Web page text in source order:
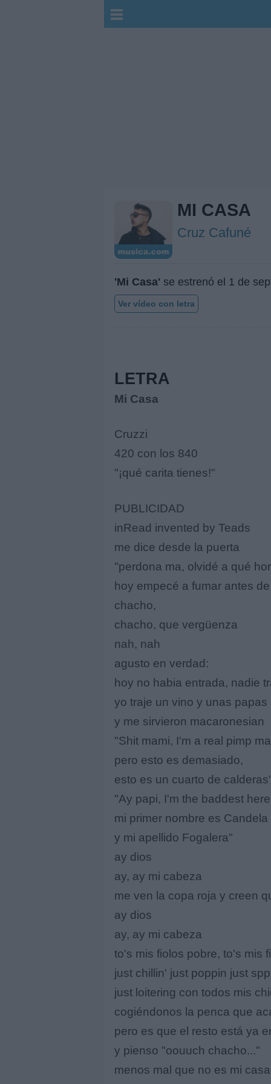
MI CASA
Cruz Cafuné
'Mi Casa' se estrenó el 1 de
Ver vídeo con letra
LETRA
Mi Casa
Cruzzi
420 con los 840
"¡qué carita tienes!"
PUBLICIDAD
inRead invented by Teads
me dice desde la puerta
"perdona ma, olvidé a qué
hoy empecé a fumar antes
chacho,
chacho, que vergüenza
nah, nah
agusto en verdad:
hoy no habia entrada, nadie
yo traje un vino y unas papas
y me sirvieron macaronesian
"Shit mami, I'm a real pimp
pero esto es demasiado,
esto es un cuarto de
"Ay papi, I'm the baddest
mi primer nombre es Candela
y mi apellido Fogalera"
ay dios
ay, ay mi cabeza
me ven la copa roja y creen
ay dios
ay, ay mi cabeza
to's mis fiolos pobre, to's mis
just chillin' just poppin just
just loitering con todos mis
cogiéndonos la penca que
pero es que el resto está ya
y pienso "oouuch chacho..."
menos mal que no es mi casa